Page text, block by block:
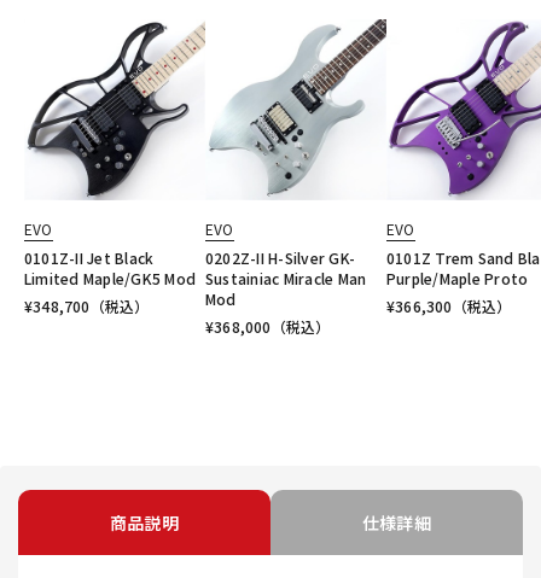
EVO
0101Z-II Jet Black
Limited Maple/GK5 Mod
¥348,700 （税込）
EVO
0202Z-II H-Silver GK-
Sustainiac Miracle Man
Mod
¥368,000 （税込）
EVO
0101Z Trem Sand
Purple/Maple Proto
¥366,300 （税込）
商品説明 仕様詳細